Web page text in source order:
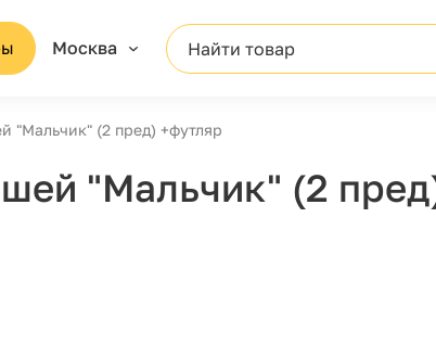
Москва Найти товар
"Мальчик" (2 пред) +футляр
"Мальчик" (2